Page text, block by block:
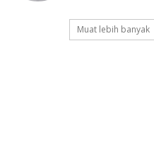
Muat lebih banyak